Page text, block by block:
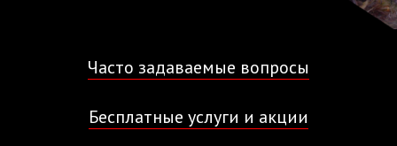
Часто задаваемые вопросы
Бесплатные услуги и акции